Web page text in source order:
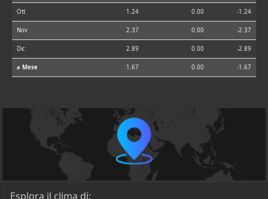
Ott 1.24 0.00 -1.24
Nov 2.37 0.00 -2.37
Dic 2.89 0.00 -2.89
⌀ Mese 1.67 0.00 -1.67
Esplora il clima di: